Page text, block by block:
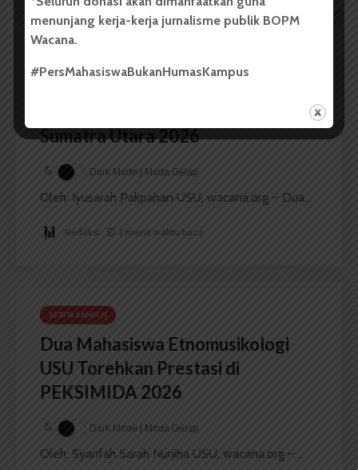
Sumatra Utara 2026
Dark Mode | Moda Gelap
Oleh: Iyusarah Pakpahan USU, wacana.org – Dua...
Redaksi 2 menit waktu baca
BERITA KAMPUS
Dua Mahasiswa Etnomusikologi
USU Torehkan Prestasi di
PEKSIMIDA 2026
Dark Mode | Moda Gelap
Oleh: Syarifah Sarah Nurjiha USU, wacana.org –...
menunjang kerja-kerja jurnalisme publik BOPM
Wacana.
#PersMahasiswaBukanHumasKampus